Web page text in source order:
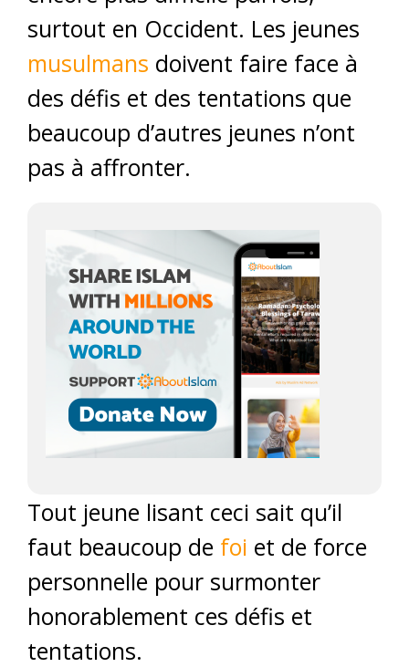
surtout en Occident. Les jeunes
musulmans doivent faire face à
des défis et des tentations que
beaucoup d’autres jeunes n’ont
pas à affronter.
Tout jeune lisant ceci sait qu’il
faut beaucoup de foi et de force
personnelle pour surmonter
honorablement ces défis et
tentations.